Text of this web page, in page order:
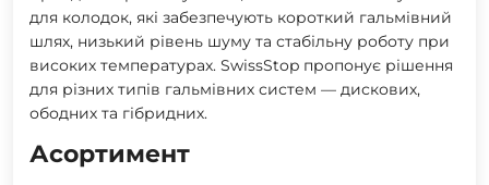
для колодок, які забезпечують короткий гальмівний
шлях, низький рівень шуму та стабільну роботу при
високих температурах. SwissStop пропонує рішення
для різних типів гальмівних систем — дискових,
ободних та гібридних.
Асортимент